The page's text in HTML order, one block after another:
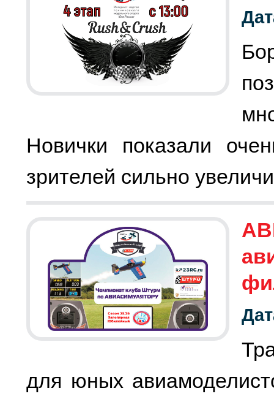
Новички показали
зрителей сильно
для юных